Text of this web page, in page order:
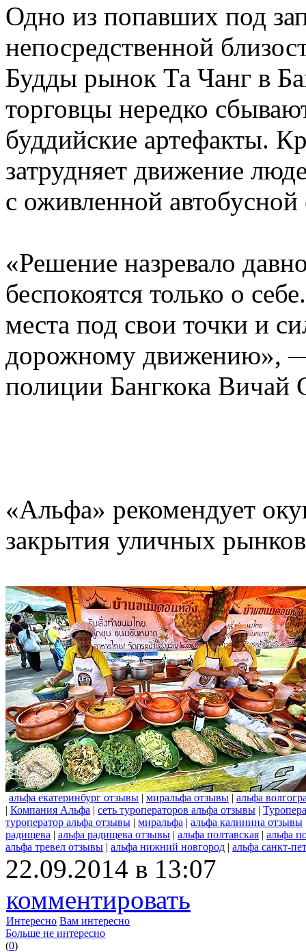
Одно из попавших под
непосредственной
Будды рынок Та Чанг в
торговцы нередко
буддийские артефакты.
затрудняет движение
с оживленной автобусной
«Решение назревало
беспокоятся только о
места под свои точки и
дорожному движению»,
полиции Бангкока Вичай
«Альфа» рекомендует
закрытия уличных
альфа екатеринбург отзывы | миральфа отзывы | альфа
| Компания Альфа | сеть туроператоров альфа отзывы |
туроператор альфа отзывы | миральфа | альфа калинина отзывы
радищева | альфа радищева отзывы | альфа полтавская | альфа
альфа тревел отзывы | альфа нижний новгород | альфа санкт-
22.09.2014 в 13:07
комментировать
Интересно Вам интересно
Больше не интересно
(0)